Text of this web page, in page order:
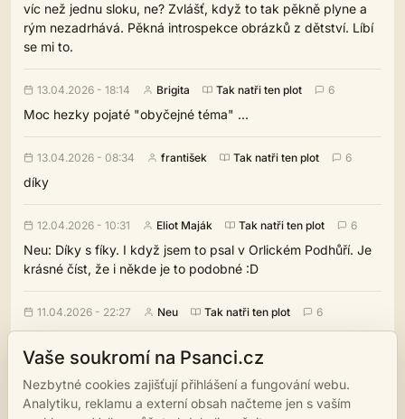
víc než jednu sloku, ne? Zvlášť, když to tak pěkně plyne a
rým nezadrhává. Pěkná introspekce obrázků z dětství. Líbí
se mi to.
13.04.2026 - 18:14 Brigita Tak natři ten plot 6
Moc hezky pojaté "obyčejné téma" ...
13.04.2026 - 08:34 františek Tak natři ten plot 6
díky
12.04.2026 - 10:31 Eliot Maják Tak natři ten plot 6
Neu: Díky s fíky. I když jsem to psal v Orlickém Podhůří. Je
krásné číst, že i někde je to podobné :D
11.04.2026 - 22:27 Neu Tak natři ten plot 6
Krasna. Jednoduchy tema a velika, dobre zachycena
atmosfera. Zrovna se flakam na vadru po Vysocine a uplne
Vaše soukromí na Psanci.cz
Nezbytné cookies zajišťují přihlášení a fungování webu.
Analytiku, reklamu a externí obsah načteme jen s vaším